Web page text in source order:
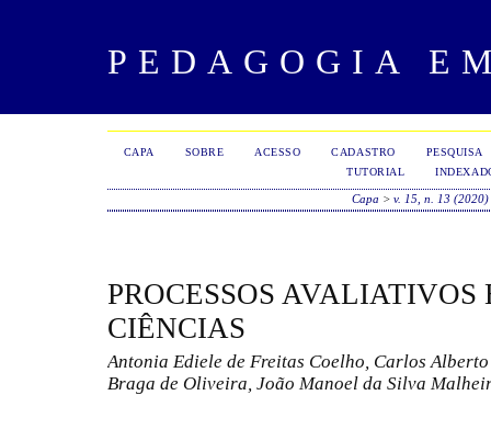
PEDAGOGIA
CAPA SOBRE ACESSO CADASTRO
PESQUISA
TUTORIAL
Capa >v. 15, n. 13 (2020)
PROCESSOS
CIÊNCIAS
Antonia Ediele de Freitas Coelho, Carlos
Braga de Oliveira, João Manoel da Silva